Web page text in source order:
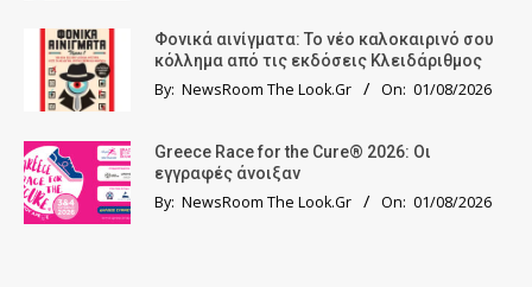
Φονικά αινίγματα: Το νέο καλοκαιρινό σου
κόλλημα από τις εκδόσεις Κλειδάριθμος
By: NewsRoom The Look.Gr On: 01/08/2026
Greece Race for the Cure® 2026: Οι
εγγραφές άνοιξαν
By: NewsRoom The Look.Gr On: 01/08/2026